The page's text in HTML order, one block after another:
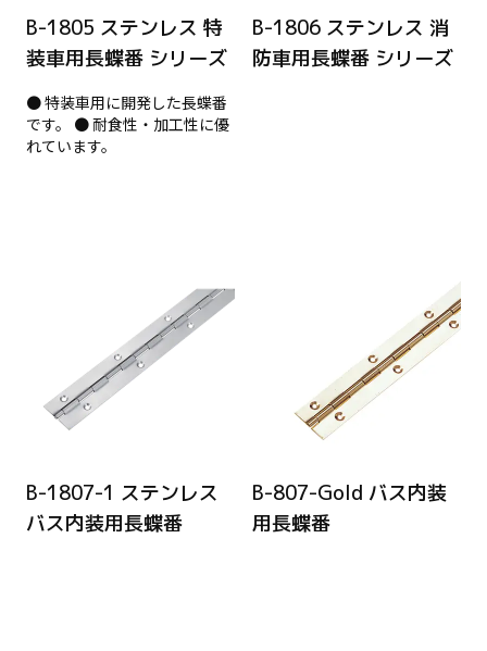
B-1805 ステンレス 特
装車用長蝶番 シリーズ
● 特装車用に開発した長蝶番
です。 ● 耐食性・加工性に優
れています。
B-1806 ステンレス 消
防車用長蝶番 シリーズ
B-1807-1 ステンレス
バス内装用長蝶番
B-807-Gold バス内装
用長蝶番